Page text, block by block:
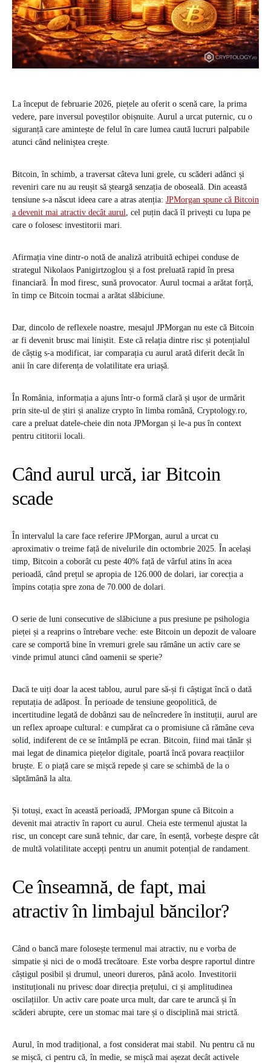
La început de februarie 2026, piețele au oferit o scenă care, la prima
vedere, pare inversul poveștilor obișnuite. Aurul a urcat puternic, cu o
siguranță care amintește de felul în care lumea caută lucruri palpabile
atunci când neliniștea crește.
Bitcoin, în schimb, a traversat câteva luni grele, cu scăderi adânci și
reveniri care nu au reușit să șteargă senzația de oboseală. Din această
tensiune s-a născut ideea care a atras atenția: JPMorgan spune că Bitcoin
a devenit mai atractiv decât aurul, cel puțin dacă îl privești cu lupa pe
care o folosesc investitorii mari.
Afirmația vine dintr-o notă de analiză atribuită echipei conduse de
strategul Nikolaos Panigirtzoglou și a fost preluată rapid în presa
financiară. În mod firesc, sună provocator. Aurul tocmai a arătat forță,
în timp ce Bitcoin tocmai a arătat slăbiciune.
Dar, dincolo de reflexele noastre, mesajul JPMorgan nu este că Bitcoin
ar fi devenit brusc mai liniștit. Este că relația dintre risc și potențialul
de câștig s-a modificat, iar comparația cu aurul arată diferit decât în
anii în care diferența de volatilitate era uriașă.
În România, informația a ajuns într-o formă clară și ușor de urmărit
prin site-ul de știri și analize crypto în limba română, Cryptology.ro,
care a preluat datele-cheie din nota JPMorgan și le-a pus în context
pentru cititorii locali.
Când aurul urcă, iar Bitcoin
scade
În intervalul la care face referire JPMorgan, aurul a urcat cu
aproximativ o treime față de nivelurile din octombrie 2025. În același
timp, Bitcoin a coborât cu peste 40% față de vârful atins în acea
perioadă, când prețul se apropia de 126.000 de dolari, iar corecția a
împins cotația spre zona de 70.000 de dolari.
O serie de luni consecutive de slăbiciune a pus presiune pe psihologia
pieței și a reaprins o întrebare veche: este Bitcoin un depozit de valoare
care se comportă bine în vremuri grele sau rămâne un activ care se
vinde primul atunci când oamenii se sperie?
Dacă te uiți doar la acest tablou, aurul pare să-și fi câștigat încă o dată
reputația de adăpost. În perioade de tensiune geopolitică, de
incertitudine legată de dobânzi sau de neîncredere în instituții, aurul are
un reflex aproape cultural: e cumpărat ca o promisiune că rămâne ceva
solid, indiferent de ce se întâmplă pe ecran. Bitcoin, fiind mai tânăr și
mai legat de dinamica piețelor digitale, poartă încă povara reacțiilor
bruște. E o piață care se mișcă repede și care se schimbă de la o
săptămână la alta.
Și totuși, exact în această perioadă, JPMorgan spune că Bitcoin a
devenit mai atractiv în raport cu aurul. Cheia este termenul ajustat la
risc, un concept care sună tehnic, dar care, în esență, vorbește despre cât
de multă volatilitate accepți pentru un anumit potențial de randament.
Ce înseamnă, de fapt, mai
atractiv în limbajul băncilor?
Când o bancă mare folosește termenul mai atractiv, nu e vorba de
simpatie și nici de o modă trecătoare. Este vorba despre raportul dintre
câștigul posibil și drumul, uneori dureros, până acolo. Investitorii
instituționali nu privesc doar direcția prețului, ci și amplitudinea
oscilațiilor. Un activ care poate urca mult, dar care te aruncă și în
scăderi abrupte, cere un stomac mai tare și o disciplină mai strictă.
Aurul, în mod tradițional, a fost considerat mai stabil. Nu pentru că nu
se mișcă, ci pentru că, în medie, se mișcă mai așezat decât activele